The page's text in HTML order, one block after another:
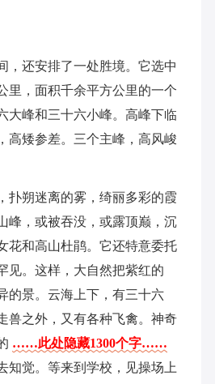
，还安排了一处胜境。它选中
里，面积千余平方公里的一个
大峰和三十六小峰。高峰下临
高矮参差。三个主峰，高风峻
扑朔迷离的雾，绮丽多彩的霞
峰，或被吞没，或露顶巅，沉
花和高山杜鹃。它还特意委托
见。这样，大自然把紫红的
的景。云海上下，有三十六
兽之外，又有各种飞禽。神奇
……此处隐藏1300个字……
知觉。等来到学校，见操场上